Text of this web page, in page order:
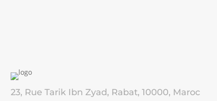
23, Rue Tarik Ibn Zyad, Rabat, 10000, Maroc